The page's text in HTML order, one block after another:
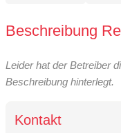
Beschreibung
Leider hat der Betreiber
Beschreibung hinterlegt.
Kontakt